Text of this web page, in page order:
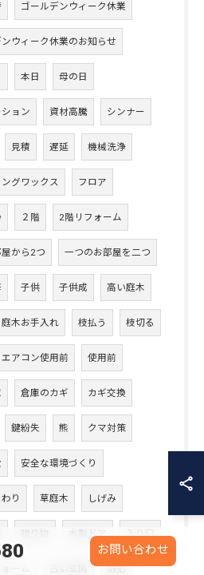
ゴールデンウィーク休業
ウィーク休業のお知らせ
本日 母の日
ョン 資材高騰 シンナー
見積 遅延 機械洗浄
グワックス フロア
２階 2階リフォーム
屋から2つ 一つのお部屋を二つ
子供 子供成 高い庭木
庭木お手入れ 枝払う 枝切る
エアコン使用前 使用前
倉庫のカギ カギ交換
鍵紛失 熊 クマ対策
安全な環境づくり
り 草庭木 しげみ
木製ドア 入り口
防犯
お問い合わせ